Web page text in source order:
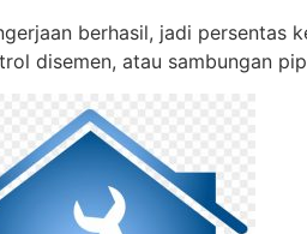
berhasil, jadi persentas
disemen, atau sambungan